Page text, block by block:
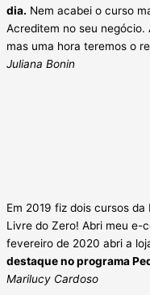
dia. Nem acabei o curso
Acreditem no seu
mas uma hora teremos o
Juliana Bonin
Em 2019 fiz dois cursos
Livre do Zero! Abri meu e-
fevereiro de 2020 abri a
destaque no programa
Marilucy Cardoso